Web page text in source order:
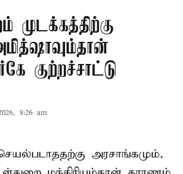
முடக்கத்திற்கு
குற்றச்சாட்டு
8:26 am
அரசாங்கமும்,